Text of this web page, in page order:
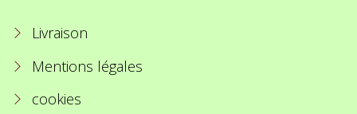
Livraison
Mentions légales
cookies